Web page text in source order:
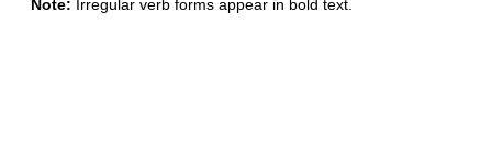
Note: Irregular verb forms appear in bold text.